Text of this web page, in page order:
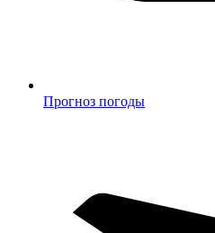
Прогноз погоды